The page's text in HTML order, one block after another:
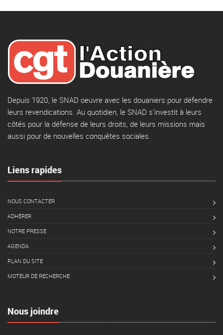
Depuis 1920, le SNAD oeuvre avec les douaniers pour défendre
leurs revendications. Au quotidien, le SNAD s'investit à leurs
côtés pour la défense de leurs droits, de leurs missions mais
aussi pour de nouvelles conquêtes sociales.
Liens rapides
NOUS CONTACTER
ADHÉRER
NOTRE PRESSE
AGENDA
PLAN DU SITE
MOTEUR DE RECHERCHE
Nous joindre